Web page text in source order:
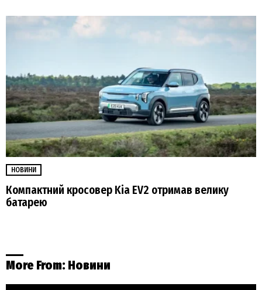
НОВИНИ
Компактний кросовер Kia EV2 отримав велику
батарею
More From: Новини